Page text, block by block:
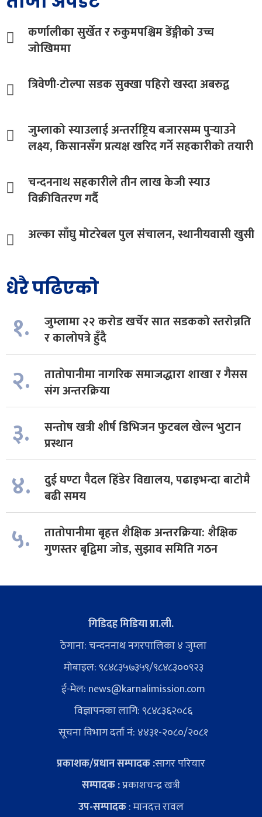
कर्णालीका सुर्खेत र रुकुमपश्चिम डेंङ्गीको उच्च
जोखिममा
त्रिवेणी-टोल्पा सडक सुक्खा पहिरो खस्दा अबरुद्व
जुम्लाको स्याउलाई अन्तर्राष्ट्रिय बजारसम्म पुर्‍याउने
लक्ष्य, किसानसँग प्रत्यक्ष खरिद गर्ने सहकारीको तयारी
चन्दननाथ सहकारीले तीन लाख केजी स्याउ
विक्रीवितरण गर्दै
अल्का साँघु मोटरेबल पुल संचालन, स्थानीयवासी खुसी
धेरै पढिएको
१.
जुम्लामा २२ करोड खर्चेर सात सडकको स्तरोन्नति
र कालोपत्रे हुँदै
२.
तातोपानीमा नागरिक समाजद्धारा शाखा र गैसस
संग अन्तरक्रिया
३.
सन्तोष खत्री शीर्ष डिभिजन फुटबल खेल्न भुटान
प्रस्थान
४.
दुई घण्टा पैदल हिँडेर विद्यालय, पढाइभन्दा बाटोमै
बढी समय
५.
तातोपानीमा बृहत्त शैक्षिक अन्तरक्रिया: शैक्षिक
गुणस्तर बृद्विमा जोड, सुझाव समिति गठन
गिडिदह मिडिया प्रा.ली.
ठेगाना: चन्दननाथ नगरपालिका ४ जुम्ला
मोबाइल: ९८४८३५७३५९/९८४८३००९२३
ई-मेल: news@karnalimission.com
विज्ञापनका लागि: ९८४८३६२०८६
सूचना विभाग दर्ता नं: ४४३१-२०८०/२०८१
प्रकाशक/प्रधान सम्पादक :सागर परियार
सम्पादक :प्रकाशचन्द्र खत्री
उप-सम्पादक: मानदत्त रावल